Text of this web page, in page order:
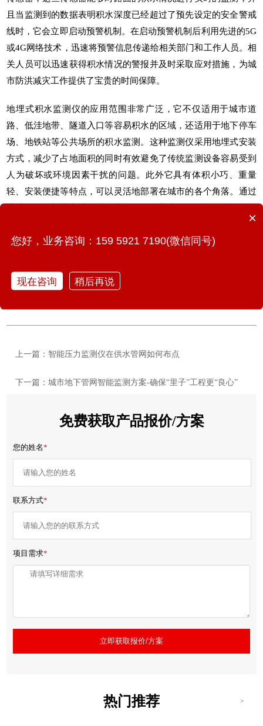
且当监测到的数据表明积水深度已经超过了预先设定的安全警戒
线时，它会立即启动预警机制。在启动预警机制后利用先进的5G
或4G网络技术，迅速将预警信息传递给相关部门和工作人员。相
关人员可以迅速获得积水情况的警报并及时采取应对措施，为城
市防洪减灾工作提供了宝贵的时间保障。
地埋式积水监测仪的应用范围非常广泛，它不仅适用于城市道
路、低洼地带、隧道入口等容易积水的区域，还适用于地下停车
场、地铁站等公共场所的积水监测。这种监测仪采用地埋式安装
方式，减少了占地面积的同时有效避免了传统监测设备容易受到
人为破坏或环境因素干扰的问题。此外它具有体积小巧、重量
轻、安装便捷等特点，可以灵活地部署在城市的各个角落。通过
灾和城市生命线 安全提供更加坚实的保障。
上一篇：智能压力监测仪在供水管网如何布点
下一篇：城市地下管网智能监测方案-确保“里子”工程更“良心”
免费获取产品报价/方案
您的姓名*
联系方式*
项目需求*
立即获取报价/方案
热门推荐 >
×
您好，业务咨询：159 5921 7190(微信同号)
现在咨询 稍后再说